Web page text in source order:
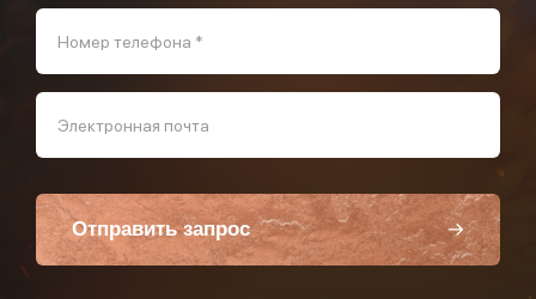
Номер телефона *
Электронная почта
Отправить запрос